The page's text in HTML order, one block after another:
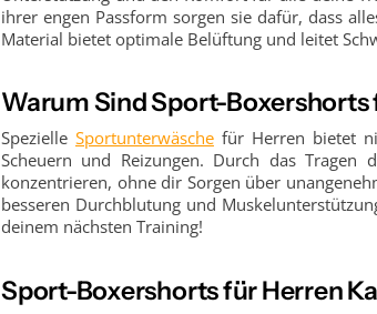
ihrer engen Passform sorgen sie dafür, dass
Material bietet optimale Belüftung und leitet
Warum Sind Sport-
Spezielle Sportunterwäschefür Herren bietet
Scheuern und Reizungen. Durch das
konzentrieren, ohne dir Sorgen über
besseren Durchblutung und
deinem nächsten Training!
Sport-Boxershorts für Herren